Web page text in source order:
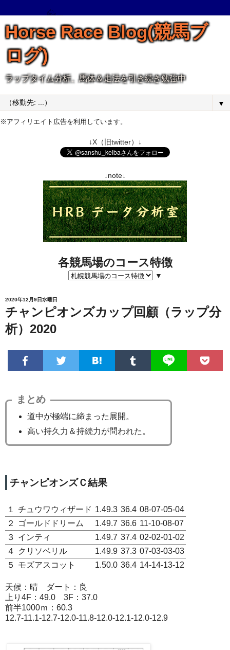
Horse Race Blog(競馬ブ
ログ)
ラップタイム分析、馬体＆走法を引き続き勉強中
▼
※アフィリエイト広告を利用しています。
↓X（旧twitter）↓
↓note↓
各競馬場のコース特徴
▼
2020年12月9日水曜日
チャンピオンズカップ回顧（ラップ分
析）2020
まとめ
道中が極端に締まった展開。
高い持久力＆持続力が問われた。
チャンピオンズＣ結果
１ チュウワウィザード 1.49.3 36.4 08-07-05-04
２
ゴールドドリーム 1.49.7 36.6 11-10-08-07
３
インティ 1.49.7 37.4 02-02-01-02
４
クリソベリル 1.49.9 37.3 07-03-03-03
５
モズアスコット 1.50.0 36.4 14-14-13-12
天候：晴 ダート：良
上り4F：49.0 3F：37.0
前半1000ｍ：60.3
12.7-11.1-12.7-12.0-11.8-12.0-12.1-12.0-12.9